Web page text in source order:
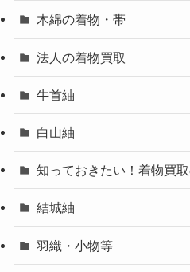
木綿の着物・帯
法人の着物買取
牛首紬
白山紬
知っておきたい！着物買
結城紬
羽織・小物等